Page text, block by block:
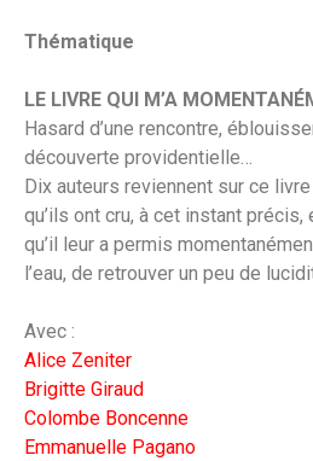
Thématique
LE LIVRE QUI M’A
Hasard d’une rencontre,
découverte providentielle…
Dix auteurs reviennent sur ce
qu’ils ont cru, à cet instant précis,
qu’il leur a permis
l’eau, de retrouver un peu de
Avec :
Alice Zeniter
Brigitte Giraud
Colombe Boncenne
Emmanuelle Pagano